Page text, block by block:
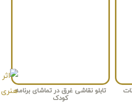
تابلو نقاشی غرق در تماشای برنامه
کودک